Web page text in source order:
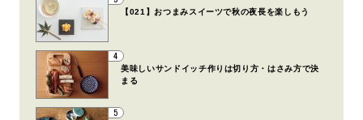
【021】おつまみスイーツで秋の夜長を楽しもう
4
美味しいサンドイッチ作りは切り方・はさみ方で決
まる
5